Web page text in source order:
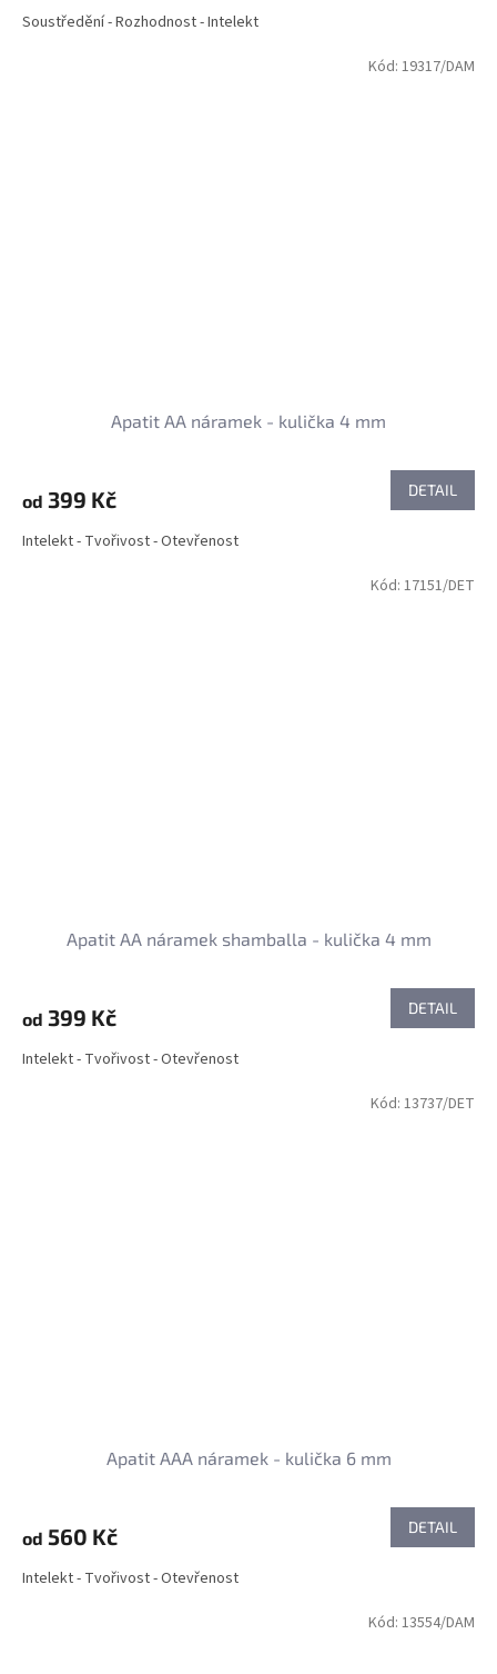
Soustředění - Rozhodnost - Intelekt
Apatit AA náramek - kulička 4 mm
od 399 Kč DETAIL
Intelekt - Tvořivost - Otevřenost
Kód: 19317/DAM
Apatit AA náramek shamballa - kulička 4 mm
od 399 Kč DETAIL
Intelekt - Tvořivost - Otevřenost
Kód: 17151/DET
Apatit AAA náramek - kulička 6 mm
od 560 Kč DETAIL
Intelekt - Tvořivost - Otevřenost
Kód: 13737/DET
Kód: 13554/DAM